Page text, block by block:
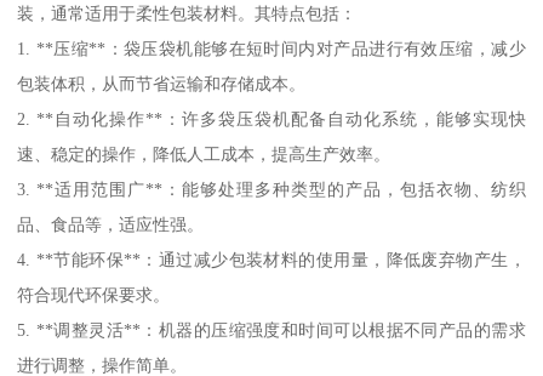
装，通常适用于柔性包装材料。其特点包括：
1. **压缩**：袋压袋机能够在短时间内对产品进行有效压缩，减少
包装体积，从而节省运输和存储成本。
2. **自动化操作**：许多袋压袋机配备自动化系统，能够实现快
速、稳定的操作，降低人工成本，提高生产效率。
3. **适用范围广**：能够处理多种类型的产品，包括衣物、纺织
品、食品等，适应性强。
4. **节能环保**：通过减少包装材料的使用量，降低废弃物产生，
符合现代环保要求。
5. **调整灵活**：机器的压缩强度和时间可以根据不同产品的需求
进行调整，操作简单。